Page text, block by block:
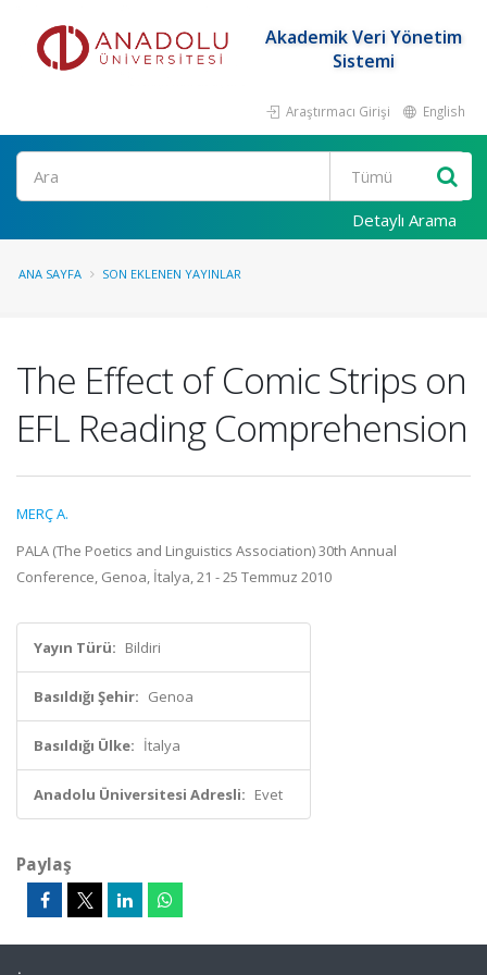
Akademik Veri Yönetim
Sistemi
Araştırmacı Girişi English
Ara
Detaylı Arama
ANA SAYFA SON EKLENEN YAYINLAR
The Effect of Comic Strips on
EFL Reading Comprehension
MERÇ A.
PALA (The Poetics and Linguistics Association) 30th Annual
Conference, Genoa, İtalya, 21 - 25 Temmuz 2010
Yayın Türü: Bildiri
Basıldığı Şehir: Genoa
Basıldığı Ülke: İtalya
Anadolu Üniversitesi Adresli: Evet
Paylaş